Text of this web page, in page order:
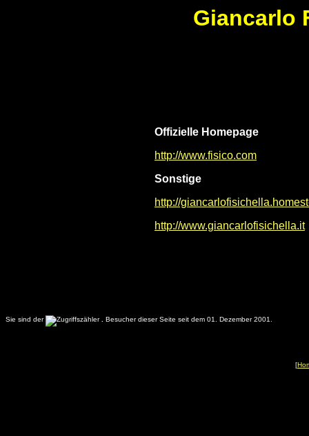
Giancarlo
Offizielle Homepage
http://www.fisico.com
Sonstige
http://
http://www.giancarlofisichella.it
Sie sind der . Besucher dieser Seite seit dem 01. Dezember 2001.
[